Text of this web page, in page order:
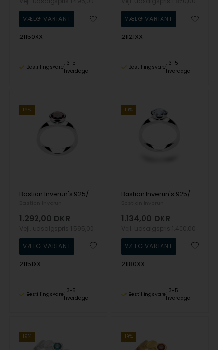
21150XX
Bestillingsvare
3-5
hverdage
21121XX
Bestillingsvare
3-5
hverdage
19%
Bastian Inverun's 925/- Ring rho. blank, Granat 1.40ct
1.292,00 DKR
21151XX
Bestillingsvare
3-5
hverdage
19%
Bastian Inverun's 925/- Ring blank, blå topas 1,70ct
1.134,00 DKR
21180XX
Bestillingsvare
3-5
hverdage
19% 19%